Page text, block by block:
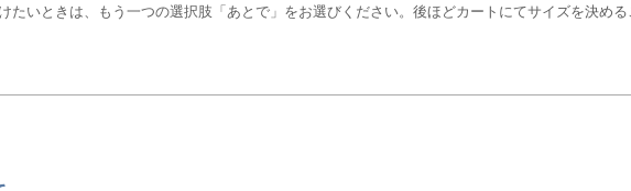
いときは、もう一つの選択肢「あとで」をお選びください。後ほどカートにてサイズを決める